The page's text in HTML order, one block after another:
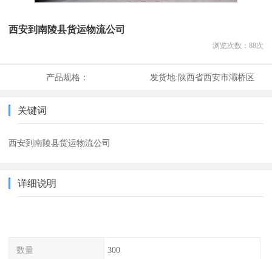
西安到南陵县货运物流公司
浏览次数： 88次
产品规格： 发货地:陕西省西安市灞桥区
关键词
西安到南陵县货运物流公司
详细说明
数量 300